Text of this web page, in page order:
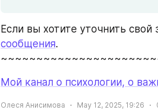
Если вы хотите уточнить
сообщения.
Мой канал о психологии, о
Олеся Анисимова May 12, 2025, 19:26